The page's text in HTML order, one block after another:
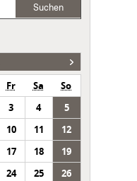
Suchen
Fr Sa
So
3 4
5
10 11
12
17 18
19
24 25
26